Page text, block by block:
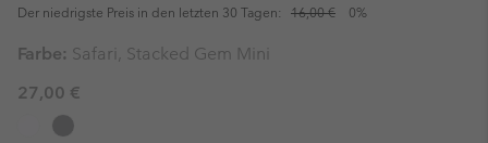
Der niedrigste Preis in den letzten 30 Tagen: 16,00 € 0%
Farbe: Safari, Stacked Gem Mini
27,00 €